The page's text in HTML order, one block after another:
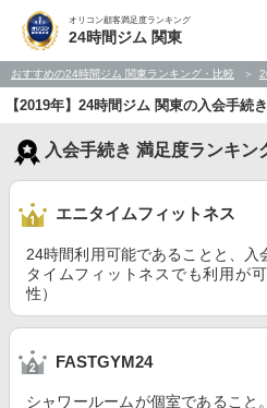
オリコン顧客満足度ランキング
24時間ジム 関東
おすすめの24時間ジム 関東ランキング・比較
【2019年】24時間ジム 関東の入会手続
入会手続き 満足度ランキン
エニタイムフィットネス
24時間利用可能であることと、入
タイムフィットネスでも利用が
性）
FASTGYM24
シャワールームが個室であること